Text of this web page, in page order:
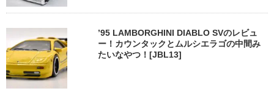
’95 LAMBORGHINI DIABLO SVのレビュ
ー！カウンタックとムルシエラゴの中間み
たいなやつ！[JBL13]